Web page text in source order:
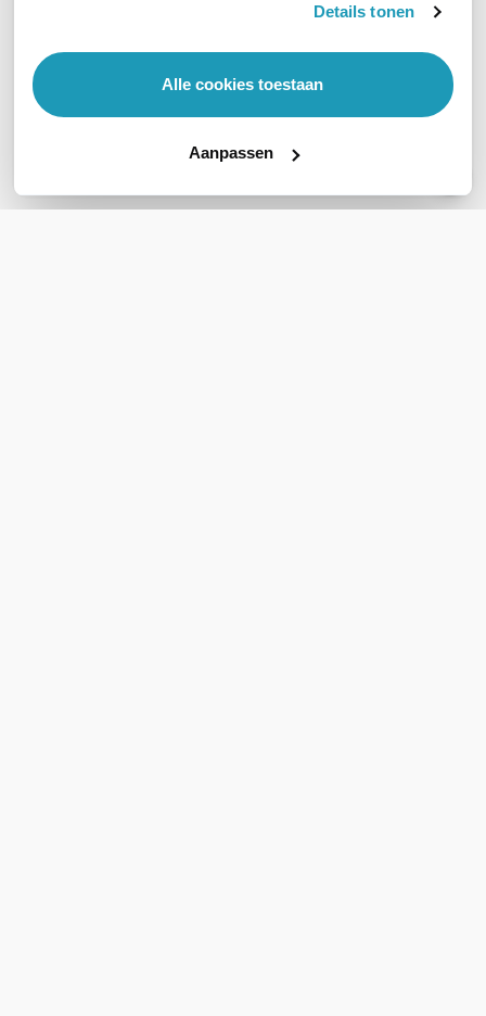
Details tonen
Alle cookies toestaan
Aanpassen
Veelgestelde vragen
Geen vragen gevonden